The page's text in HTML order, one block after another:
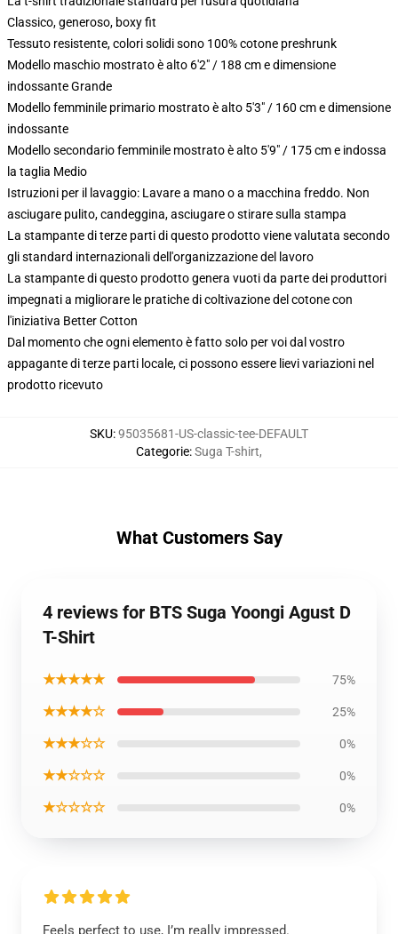
Classico, generoso, boxy fit
Tessuto resistente, colori solidi sono 100% cotone preshrunk
Modello maschio mostrato è alto 6'2" / 188 cm e dimensione
indossante Grande
Modello femminile primario mostrato è alto 5'3" / 160 cm e dimensione
indossante
Modello secondario femminile mostrato è alto 5'9" / 175 cm e indossa
la taglia Medio
Istruzioni per il lavaggio: Lavare a mano o a macchina freddo. Non
asciugare pulito, candeggina, asciugare o stirare sulla stampa
La stampante di terze parti di questo prodotto viene valutata secondo
gli standard internazionali dell'organizzazione del lavoro
La stampante di questo prodotto genera vuoti da parte dei produttori
impegnati a migliorare le pratiche di coltivazione del cotone con
l'iniziativa Better Cotton
Dal momento che ogni elemento è fatto solo per voi dal vostro
appagante di terze parti locale, ci possono essere lievi variazioni nel
prodotto ricevuto
SKU:95035681-US-classic-tee-DEFAULT
Categorie:Suga T-shirt,
What Customers Say
4 reviews for BTS Suga Yoongi Agust D
T-Shirt
★★★★★ 75%
★★★★☆ 25%
★★★☆☆ 0%
★★☆☆☆ 0%
★☆☆☆☆ 0%
Feels perfect to use, I’m really impressed.